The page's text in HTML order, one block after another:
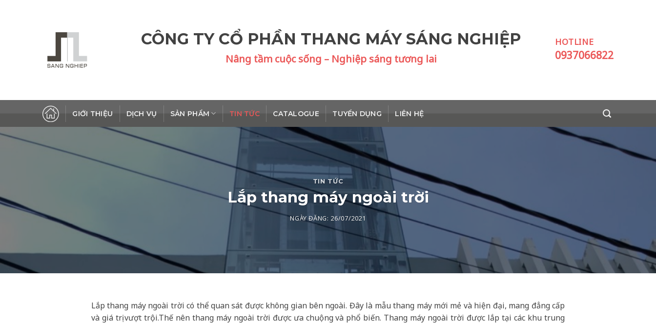
CÔNG TY CỔ PHẦN THANG MÁY SÁNG NGHIỆP
Nâng tầm cuộc sống – Nghiệp sáng tương lai
HOTLINE
0937066822
GIỚI THIỆU DỊCH VỤ SẢN PHẨM TIN TỨC CATALOGUE TUYỂN DỤNG LIÊN HỆ
TIN TỨC
Lắp thang máy ngoài trời
NGÀY ĐĂNG: 26/07/2021
Lắp thang máy ngoài trời có thể quan sát được không gian bên ngoài. Đây là mẫu thang máy mới mẻ và hiện đại, mang đẳng cấp
và giá trị vượt trội.Thế nên thang máy ngoài trời được ưa chuộng và phổ biến. Thang máy ngoài trời được lắp tại các khu trung